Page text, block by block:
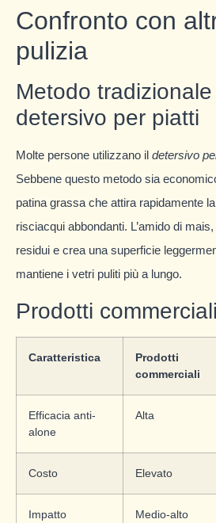
Confronto con
pulizia
Metodo
detersivo per piatti
Molte persone utilizzano il detersivo
Sebbene questo metodo sia
patina grassa che attira rapidamente
risciacqui abbondanti. L’amido di
residui e crea una superficie
mantiene i vetri puliti più a lungo.
Prodotti
Caratteristica
Prodotti
commerciali
Efficacia anti-
alone
Alta
Costo Elevato
Impatto
Medio-alto